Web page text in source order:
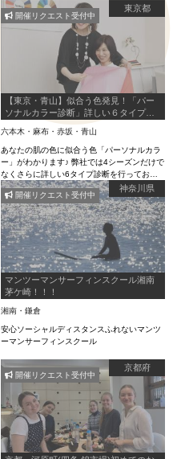
東京都
【東京・青山】似合う色発見！「パー
ソナルカラー診断」詳しい６タイプ診
断で実施！外苑前駅より徒歩４分！
六本木・麻布・赤坂・青山
あなたの肌の色に似合う色「パーソナルカラ
ー」がわかります♪ 弊社では4シーズンだけで
なくさらに詳しい6タイプ診断を行っており
ます。 ファッションやメイクでパーソナルカ
ラーを取り入れて魅力をアップさせましょう
開催リクエスト受付中
神奈川県
マンツーマンサーフィンスクール湘南
茅ケ崎！！！
湘南・鎌倉
安心ソーシャルディスタンスふれないマンツ
ーマンサーフィンスクール
開催リクエスト受付中
京都府
開催リクエスト受付中